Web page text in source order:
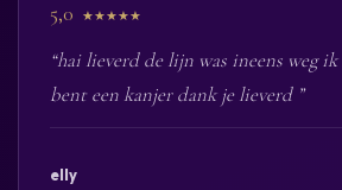
5,0 ★★★★★
“hai lieverd de lijn was ineens weg
bent een kanjer dank je lieverd ”
elly